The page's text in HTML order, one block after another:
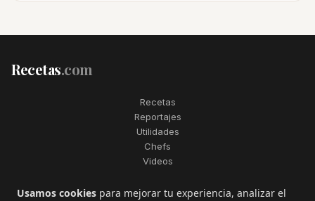
Recetas.com
Recetas
Reportajes
Utilidades
Chefs
Videos
2006–2026. Todos los derechos reservados. Recetas.com es una
Usamos cookies para mejorar tu experiencia, analizar el